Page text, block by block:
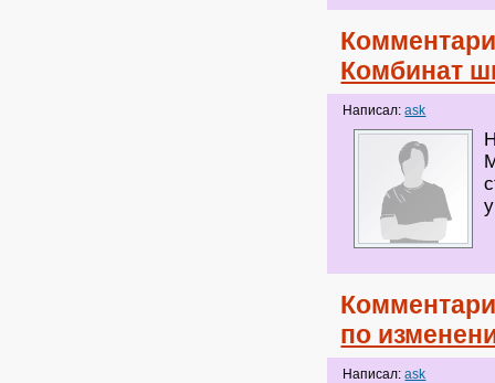
Комбинат
Написал:ask
по
Написал:ask